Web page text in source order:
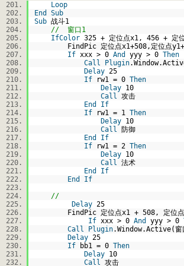
Loop
End
Sub
Sub 战斗1
// 窗口1
IfColor 325 + 定位点x1, 456 + 定
FindPic 定位点x1+508,定位点
If xxx > 0 And yyy > 0 Then
Call
Plugin
Delay 25
If rw1 = 0 Then
Delay 10
Call 攻击
End
If
If rw1 = 1 Then
Delay 10
Call 防御
End
If
If rw1 = 2 Then
Delay 10
Call 法术
End
If
End
If
//
Delay 25
FindPic 定位点x1 + 508, 定位点
If xxx > 0 And yyy > 0
Call
Plugin.Window.Active(
Delay 25
If bb1 = 0 Then
Delay 10
Call 攻击